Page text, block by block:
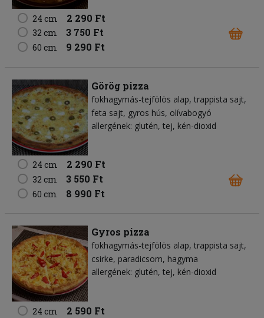
24 cm 2 290 Ft
32 cm 3 750 Ft
60 cm 9 290 Ft
Görög pizza
fokhagymás-tejfölös alap trappista sajt
feta sajt gyros hús olívabogyó
allergének: glutén, tej, kén-dioxid
24 cm 2 290 Ft
32 cm 3 550 Ft
60 cm 8 990 Ft
Gyros pizza
fokhagymás-tejfölös alap trappista sajt
csirke paradicsom hagyma
allergének: glutén, tej, kén-dioxid
24 cm 2 590 Ft